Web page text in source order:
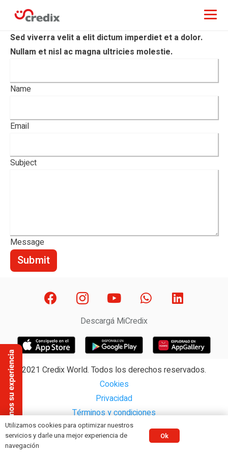
Sed viverra velit a elit dictum imperdiet et a dolor.
Nullam et nisl ac magna ultricies molestie.
Name
Email
Subject
Message
Submit
Descargá MiCredix
2021 Credix World. Todos los derechos reservados.
Cookies
Privacidad
Términos y condiciones
Utilizamos cookies para optimizar nuestros
servicios y darle una mejor experiencia de
navegación
Ok